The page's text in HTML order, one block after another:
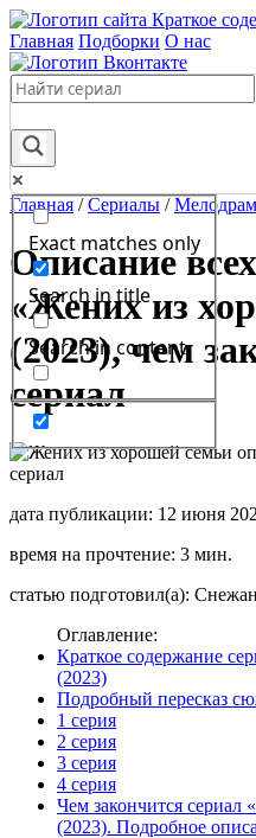
Краткое
Главная Подборки О нас
Exact matches only
Search in title
Search in content
Главная /Сериалы /
Описание
«Жених из
(2023), чем
сериал
дата публикации: 12 июня
время на прочтение: 3 мин.
статью подготовил(а):
Оглавление:
Краткое содержание
(2023)
Подробный пересказ
1 серия
2 серия
3 серия
4 серия
Чем закончится сериал
(2023). Подробное